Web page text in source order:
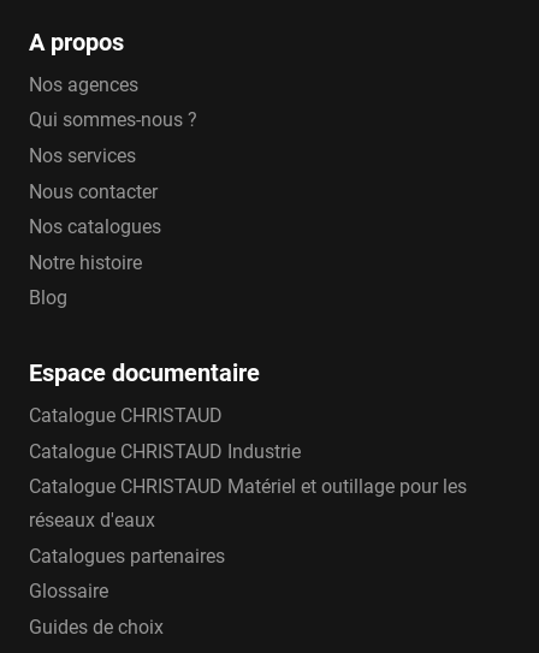
A propos
Nos agences
Qui sommes-nous ?
Nos services
Nous contacter
Nos catalogues
Notre histoire
Blog
Espace documentaire
Catalogue CHRISTAUD
Catalogue CHRISTAUD Industrie
Catalogue CHRISTAUD Matériel et outillage pour les
réseaux d'eaux
Catalogues partenaires
Glossaire
Guides de choix